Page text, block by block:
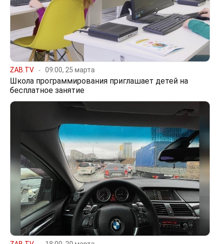
ZAB.TV 09:00, 25 марта
Школа программирования приглашает детей на
бесплатное занятие